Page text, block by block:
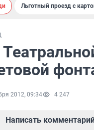
Льготный проезд с
2012, 09:34 4 247
Написать